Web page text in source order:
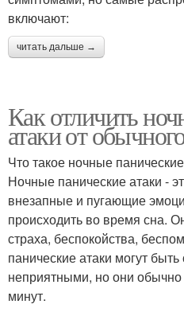
включают:
читать дальше →
Как отличить
атаки от
Что такое ночные
Ночные панические атаки -
внезапные и пугающие
происходить во время сна.
страха, беспокойства,
панические атаки могут
неприятными, но они обычно
минут.